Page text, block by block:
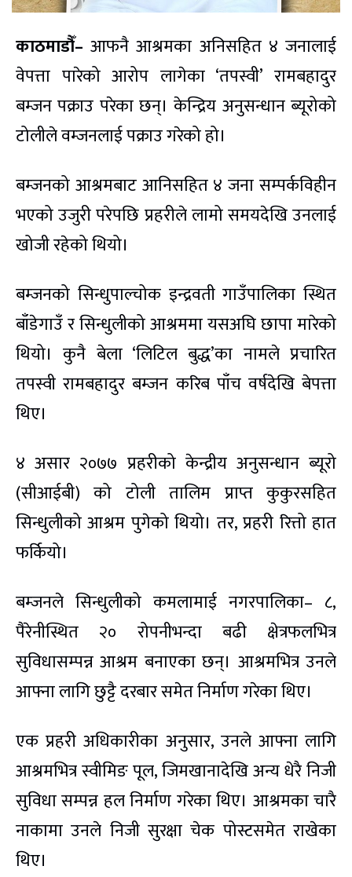
काठमाडौँ– आफनै आश्रमका अनिसहित ४ जनालाई
वेपत्ता पारेको आरोप लागेका ‘तपस्वी’ रामबहादुर
बम्जन पक्राउ परेका छन्। केन्द्रिय अनुसन्धान ब्यूरोको
टोलीले वम्जनलाई पक्राउ गरेको हो।
बम्जनको आश्रमबाट आनिसहित ४ जना सम्पर्कविहीन
भएको उजुरी परेपछि प्रहरीले लामो समयदेखि उनलाई
खोजी रहेको थियो।
बम्जनको सिन्धुपाल्चोक इन्द्रवती गाउँपालिका स्थित
बाँडेगाउँ र सिन्धुलीको आश्रममा यसअघि छापा मारेको
थियो। कुनै बेला ‘लिटिल बुद्ध’का नामले प्रचारित
तपस्वी रामबहादुर बम्जन करिब पाँच वर्षदेखि बेपत्ता
थिए।
४ असार २०७७ प्रहरीको केन्द्रीय अनुसन्धान ब्यूरो
(सीआईबी) को टोली तालिम प्राप्त कुकुरसहित
सिन्धुलीको आश्रम पुगेको थियो। तर, प्रहरी रित्तो हात
फर्कियो।
बम्जनले सिन्धुलीको कमलामाई नगरपालिका– ८,
पैरेनीस्थित २० रोपनीभन्दा बढी क्षेत्रफलभित्र
सुविधासम्पन्न आश्रम बनाएका छन्। आश्रमभित्र उनले
आफ्ना लागि छुट्टै दरबार समेत निर्माण गरेका थिए।
एक प्रहरी अधिकारीका अनुसार, उनले आफ्ना लागि
आश्रमभित्र स्वीमिङ पूल, जिमखानादेखि अन्य धेरै निजी
सुविधा सम्पन्न हल निर्माण गरेका थिए। आश्रमका चारै
नाकामा उनले निजी सुरक्षा चेक पोस्टसमेत राखेका
थिए।